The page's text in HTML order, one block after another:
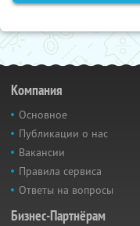
Компания
Основное
Публикации о нас
Вакансии
Правила сервиса
Ответы на вопросы
Бизнес-Партнёрам